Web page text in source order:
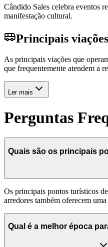
Cândido Sales celebra eventos
manifestação cultural.
Principais
As principais viações que
que frequentemente atendem a
Ler mais
Perguntas
Quais são os principais
Os principais pontos turísticos
arredores também oferecem
Qual é a melhor época